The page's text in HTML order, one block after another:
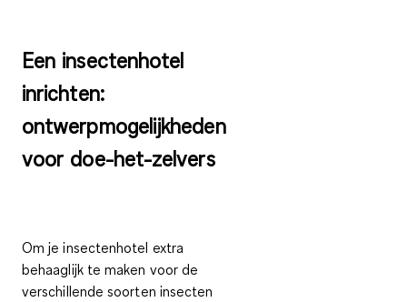
Een insectenhotel
inrichten:
ontwerpmogelijkheden
voor doe-het-zelvers
Om je insectenhotel extra
behaaglijk te maken voor de
verschillende soorten insecten